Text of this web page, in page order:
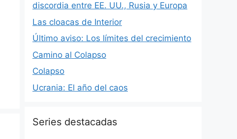
discordia entre EE. UU., Rusia y Europa
Las cloacas de Interior
Último aviso: Los límites del crecimiento
Camino al Colapso
Colapso
Ucrania: El año del caos
Series destacadas